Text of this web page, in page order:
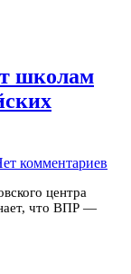
школам
комментариев
центра
что ВПР —